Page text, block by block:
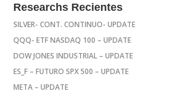
Researchs Recientes
SILVER- CONT. CONTINUO- UPDATE
QQQ- ETF NASDAQ 100 – UPDATE
DOW JONES INDUSTRIAL – UPDATE
ES_F – FUTURO SPX 500 – UPDATE
META – UPDATE